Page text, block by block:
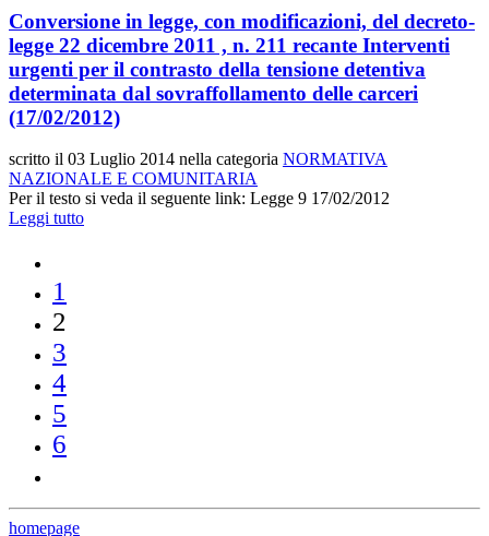
Conversione in legge, con modificazioni, del decreto-
legge 22 dicembre 2011 , n. 211 recante Interventi
urgenti per il contrasto della tensione detentiva
determinata dal sovraffollamento delle carceri
(17/02/2012)
scritto il 03 Luglio 2014 nella categoria NORMATIVA
NAZIONALE E COMUNITARIA
Per il testo si veda il seguente link: Legge 9 17/02/2012
Leggi tutto
1
2
3
4
5
6
homepage